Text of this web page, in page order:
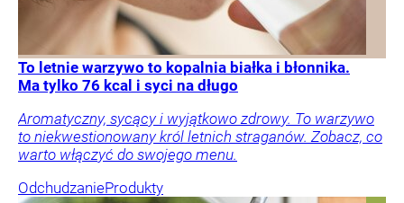
To letnie warzywo to kopalnia białka i błonnika.
Ma tylko 76 kcal i syci na długo
Aromatyczny, sycący i wyjątkowo zdrowy. To warzywo
to niekwestionowany król letnich straganów. Zobacz, co
warto włączyć do swojego menu.
OdchudzanieProdukty